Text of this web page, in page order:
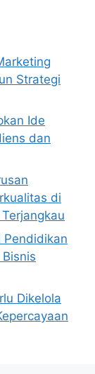
Strategi
Ide
dan
di
Pendidikan
Dikelola